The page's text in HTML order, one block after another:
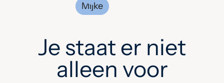
Je staat er niet
alleen voor
Mijke